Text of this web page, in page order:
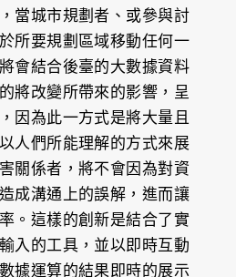
當城市規劃者、或參與討
所要規劃區域移動任何一
會結合後臺的大數據資料
將改變所帶來的影響，呈
因為此一方式是將大量且
人們所能理解的方式來展
關係者，將不會因為對資
成溝通上的誤解，進而讓
。這樣的創新是結合了實
入的工具，並以即時互動
據運算的結果即時的展示